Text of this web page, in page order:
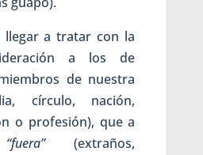
llegar a tratar con la
a los de
de nuestra
círculo, nación,
o profesión), que a
“fuera”(extraños,